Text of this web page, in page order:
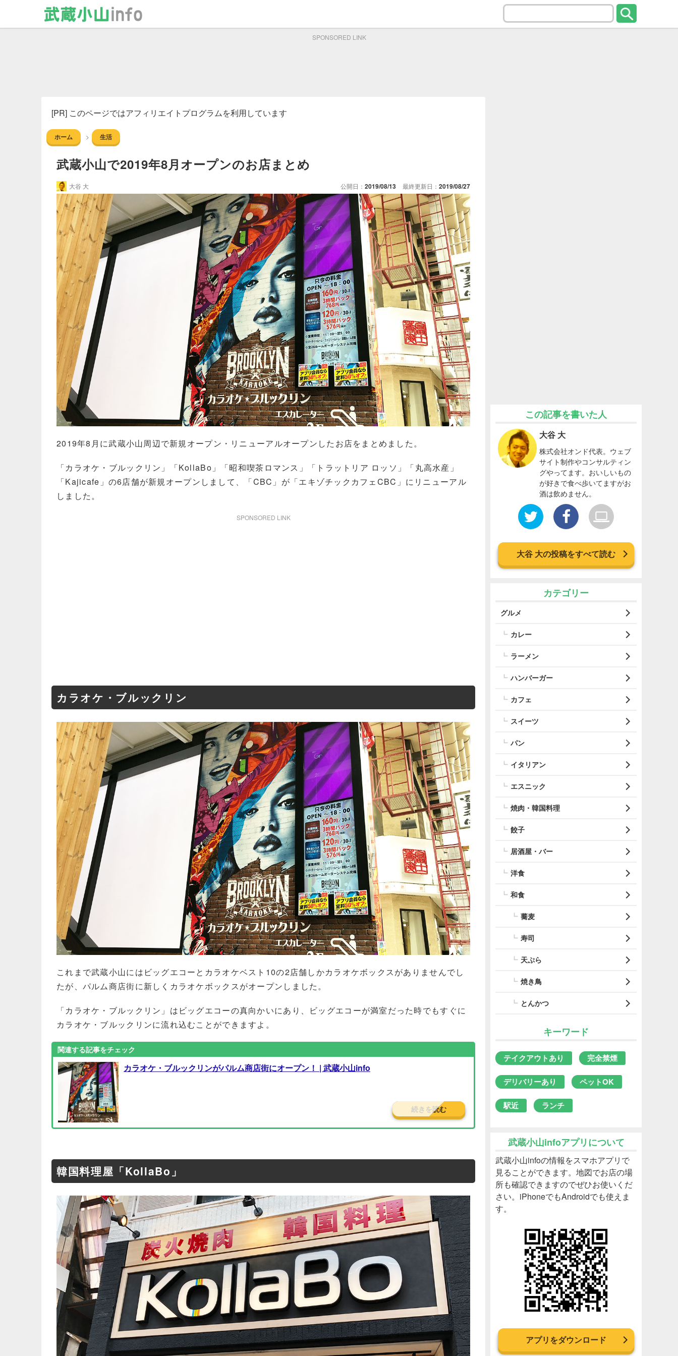
SPONSORED LINK
[PR] このページではアフィリエイトプログラムを利用しています
ホーム 生活
武蔵小山で2019年8月オープンのお店まとめ
大谷 大 公開日： 2019/08/13 最終更新日： 2019/08/27
2019年8月に武蔵小山周辺で新規オープン・リニューアルオープンしたお店をまとめました。
「カラオケ・ブルックリン」「KollaBo」「昭和喫茶ロマンス」「トラットリア ロッソ」「丸高水産」
「Kajicafe」の6店舗が新規オープンしまして、「CBC」が「エキゾチックカフェCBC」にリニューアル
しました。
SPONSORED LINK
カラオケ・ブルックリン
これまで武蔵小山にはビッグエコーとカラオケベスト10の2店舗しかカラオケボックスがありませんでし
たが、パルム商店街に新しくカラオケボックスがオープンしました。
「カラオケ・ブルックリン」はビッグエコーの真向かいにあり、ビッグエコーが満室だった時でもすぐに
カラオケ・ブルックリンに流れ込むことができますよ。
カラオケ・ブルックリンがパルム商店街にオープン！ | 武蔵小山info
続きを読む
韓国料理屋「KollaBo」
この記事を書いた人
大谷 大
株式会社オンド代表。ウェブ
サイト制作やコンサルティン
グやってます。おいしいもの
が好きで食べ歩いてますがお
酒は飲めません。
大谷 大の投稿をすべて読む
カテゴリー
グルメ
カレー
ラーメン
ハンバーガー
カフェ
スイーツ
パン
イタリアン
エスニック
焼肉・韓国料理
餃子
居酒屋・バー
洋食
和食
蕎麦
寿司
天ぷら
焼き鳥
とんかつ
キーワード
テイクアウトあり 完全禁煙
デリバリーあり ペットOK
駅近 ランチ
武蔵小山infoアプリについて
武蔵小山infoの情報をスマホアプリで
見ることができます。地図でお店の場
所も確認できますのでぜひお使いくだ
さい。iPhoneでもAndroidでも使えま
す。
アプリをダウンロード